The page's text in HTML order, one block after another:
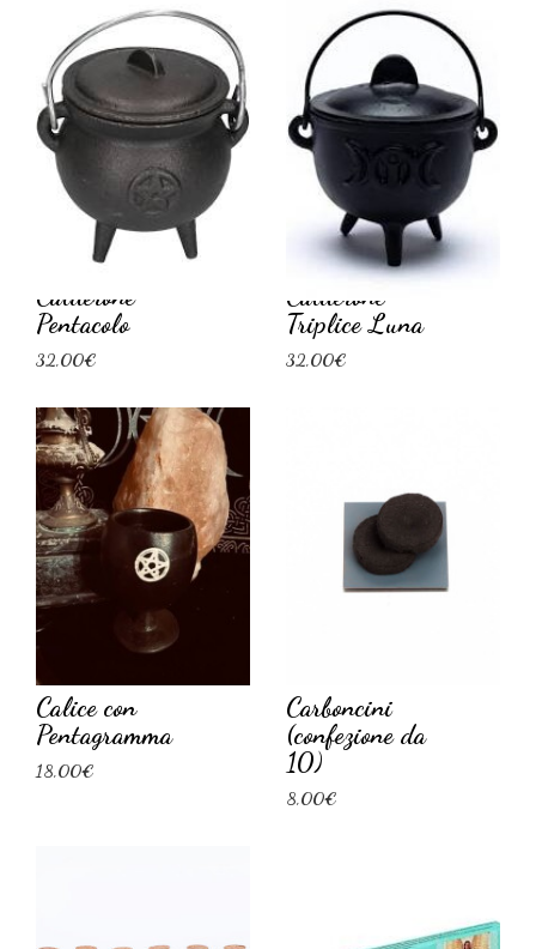
Calderone
Pentacolo
32,00€
Calderone
Triplice Luna
32,00€
Calice con
Pentagramma
18,00€
Carboncini
(confezione da
10)
8,00€